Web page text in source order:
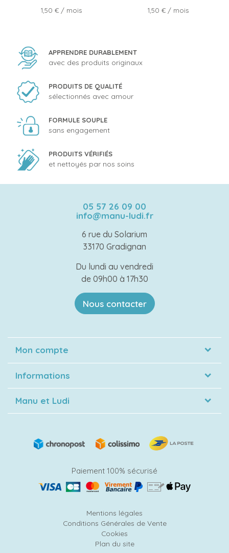
Prix
1,50 €/ mois Prix
1,50 €/ mois
APPRENDRE DURABLEMENT
avec des produits originaux
PRODUITS DE QUALITÉ
sélectionnés avec amour
FORMULE SOUPLE
sans engagement
PRODUITS VÉRIFIÉS
et nettoyés par nos soins
05 57 26 09 00
info@manu-ludi.fr
6 rue du Solarium
33170 Gradignan
Du lundi au vendredi
de 09h00 à 17h30
Nous contacter
Mon compte
Informations
Manu et Ludi
Paiement 100% sécurisé
Mentions légales
Conditions Générales de Vente
Cookies
Plan du site